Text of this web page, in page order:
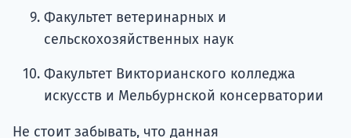
Факультет ветеринарных и
сельскохозяйственных наук
Факультет Викторианского колледжа
искусств и Мельбурнской консерватории
Не стоит забывать, что данная